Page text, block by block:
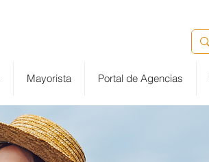
Mayorista Portal de Agencias